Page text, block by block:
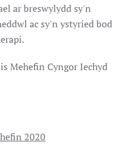
ar breswylydd sy'n
ac sy'n ystyried bod
Mehefin Cyngor Iechyd
2020